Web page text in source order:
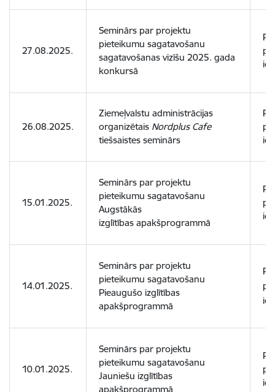
27.08.2025.
Seminārs par projektu
pieteikumu sagatavošanu
sagatavošanas vizīšu 2025. gada
konkursā
26.08.2025.
Ziemeļvalstu administrācijas
organizētais Nordplus Cafe
tiešsaistes seminārs
15.01.2025.
Seminārs par projektu
pieteikumu sagatavošanu
Augstākās
izglītības apakšprogrammā
14.01.2025.
Seminārs par projektu
pieteikumu sagatavošanu
Pieaugušo izglītības
apakšprogrammā
10.01.2025.
Seminārs par projektu
pieteikumu sagatavošanu
Jauniešu izglītības
apakšprogrammā